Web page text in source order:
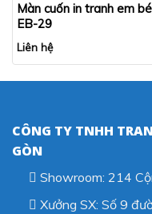
Màn cuốn in tranh em bé
EB-29
Liên hệ
CÔNG TY TNHH
GÒN
Showroom: 214
Xưởng SX: Số 9